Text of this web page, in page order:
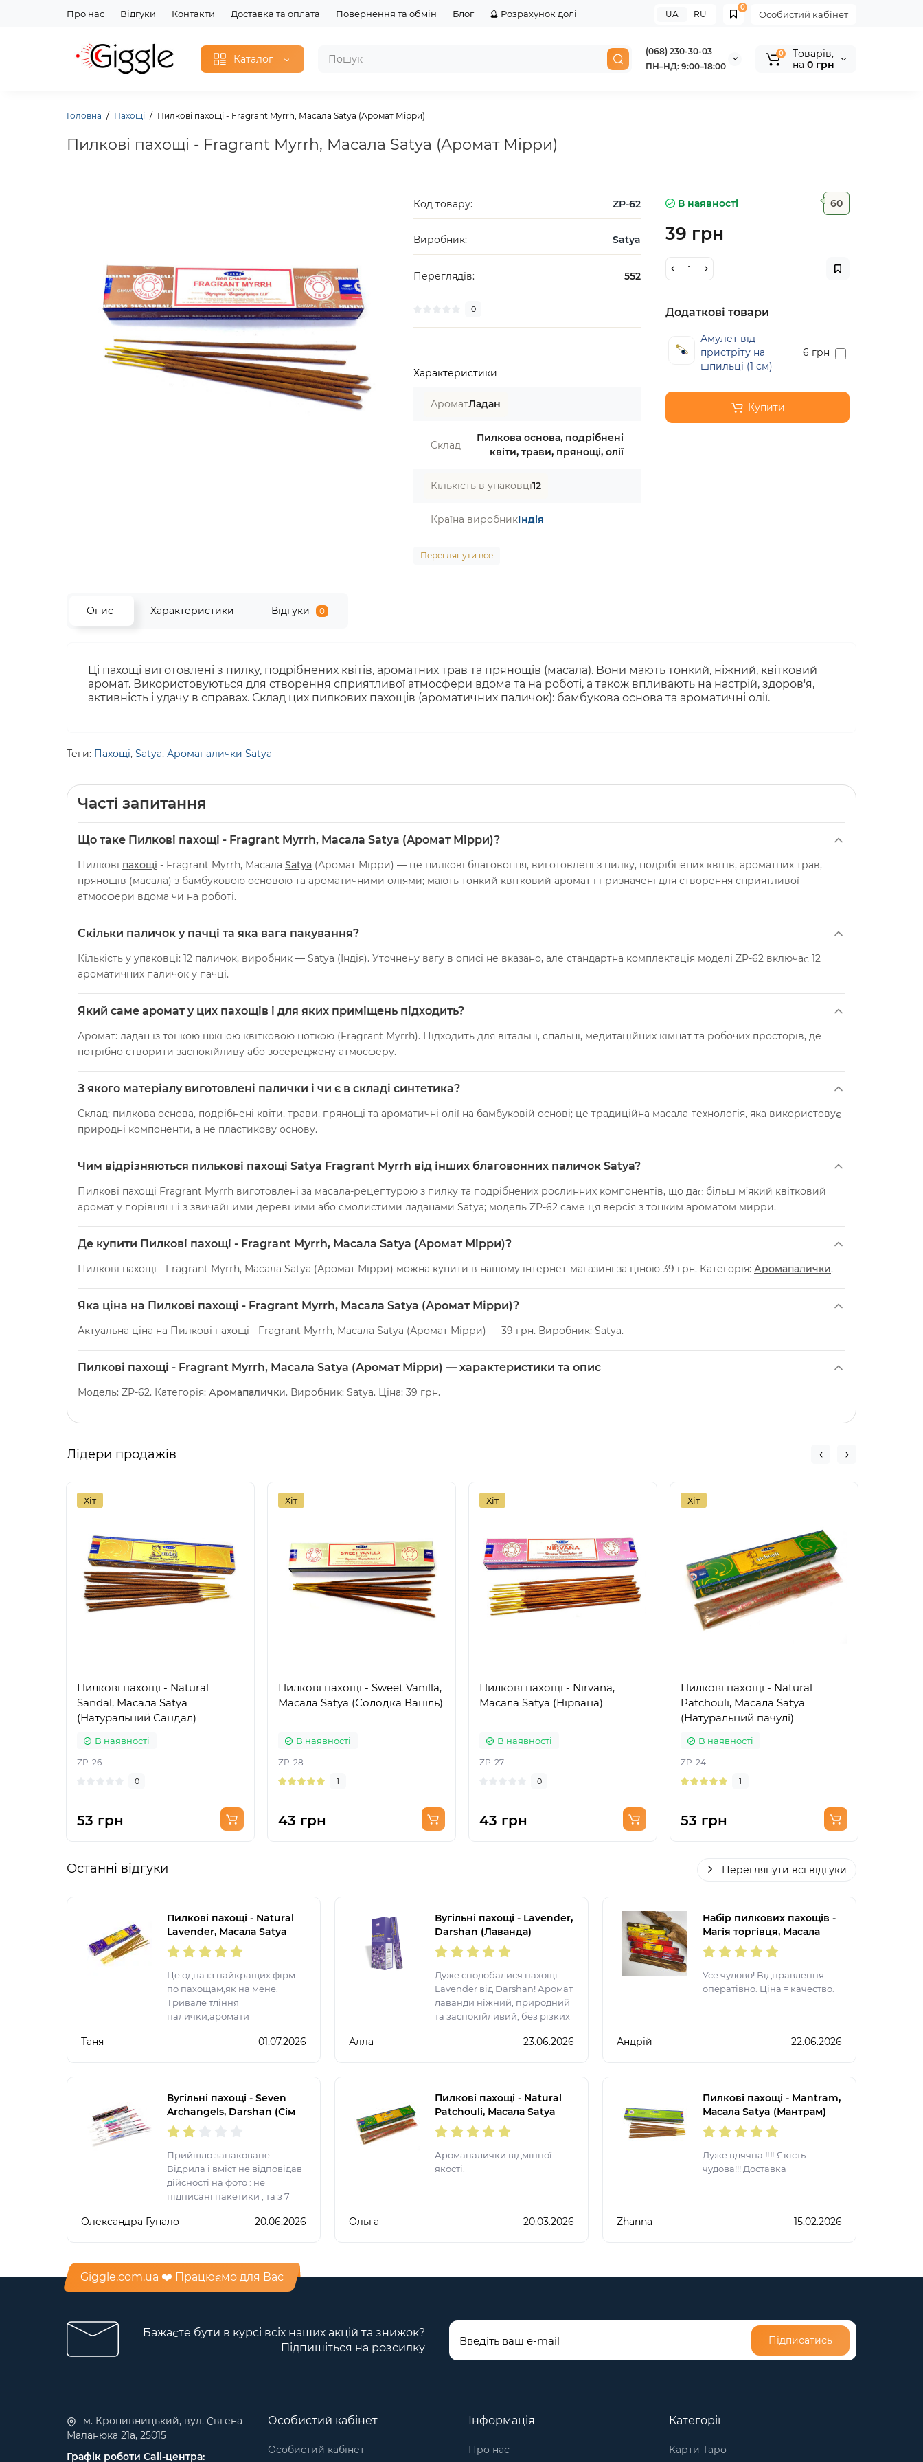
Про нас Відгуки Контакти Доставка та оплата Повернення та обмін Блог 🔮 Розрахунок долі Особистий кабінет
0
UA RU
Каталог
(068) 230-30-03
ПН–НД: 9:00–18:00
0
Tоварів,
на 0 грн
Головна Пахощі Пилкові пахощі - Fragrant Myrrh, Масала Satya (Аромат Мірри)
Пилкові пахощі - Fragrant Myrrh, Масала Satya (Аромат Мірри)
Код товару: ZP-62
Виробник: Satya
Переглядів: 552
0
Характеристики
АроматЛадан
Склад
Пилкова основа, подрібнені
квіти, трави, прянощі, олії
Кількість в упаковці12
Країна виробникІндія
Переглянути все
В наявності 60
39 грн
Додаткові товари
Амулет від
пристріту на
шпильці (1 см)
6 грн
Купити
Опис Характеристики Відгуки 0
Ці пахощі виготовлені з пилку, подрібнених квітів, ароматних трав та прянощів (масала). Вони мають тонкий, ніжний, квітковий
аромат. Використовуються для створення сприятливої атмосфери вдома та на роботі, а також впливають на настрій, здоров'я,
активність і удачу в справах. Склад цих пилкових пахощів (ароматичних паличок): бамбукова основа та ароматичні олії.
Теги: Пахощі, Satya, Аромапалички Satya
Часті запитання
Що таке Пилкові пахощі - Fragrant Myrrh, Масала Satya (Аромат Мірри)?
Пилкові пахощі - Fragrant Myrrh, Масала Satya (Аромат Мірри) — це пилкові благовоння, виготовлені з пилку, подрібнених квітів, ароматних трав,
прянощів (масала) з бамбуковою основою та ароматичними оліями; мають тонкий квітковий аромат і призначені для створення сприятливої
атмосфери вдома чи на роботі.
Скільки паличок у пачці та яка вага пакування?
Кількість у упаковці: 12 паличок, виробник — Satya (Індія). Уточнену вагу в описі не вказано, але стандартна комплектація моделі ZP-62 включає 12
ароматичних паличок у пачці.
Який саме аромат у цих пахощів і для яких приміщень підходить?
Аромат: ладан із тонкою ніжною квітковою ноткою (Fragrant Myrrh). Підходить для вітальні, спальні, медитаційних кімнат та робочих просторів, де
потрібно створити заспокійливу або зосереджену атмосферу.
З якого матеріалу виготовлені палички і чи є в складі синтетика?
Склад: пилкова основа, подрібнені квіти, трави, прянощі та ароматичні олії на бамбуковій основі; це традиційна масала-технологія, яка використовує
природні компоненти, а не пластикову основу.
Чим відрізняються пилькові пахощі Satya Fragrant Myrrh від інших благовонних паличок Satya?
Пилкові пахощі Fragrant Myrrh виготовлені за масала-рецептурою з пилку та подрібнених рослинних компонентів, що дає більш м’який квітковий
аромат у порівнянні з звичайними деревними або смолистими ладанами Satya; модель ZP-62 саме ця версія з тонким ароматом мирри.
Де купити Пилкові пахощі - Fragrant Myrrh, Масала Satya (Аромат Мірри)?
Пилкові пахощі - Fragrant Myrrh, Масала Satya (Аромат Мірри) можна купити в нашому інтернет-магазині за ціною 39 грн. Категорія: Аромапалички.
Яка ціна на Пилкові пахощі - Fragrant Myrrh, Масала Satya (Аромат Мірри)?
Актуальна ціна на Пилкові пахощі - Fragrant Myrrh, Масала Satya (Аромат Мірри) — 39 грн. Виробник: Satya.
Пилкові пахощі - Fragrant Myrrh, Масала Satya (Аромат Мірри) — характеристики та опис
Модель: ZP-62. Категорія: Аромапалички. Виробник: Satya. Ціна: 39 грн.
Лідери продажів
Хіт
Пилкові пахощі - Natural
Sandal, Масала Satya
(Натуральний Сандал)
В наявності
ZP-26
0
53 грн
Хіт
Пилкові пахощі - Sweet Vanilla,
Масала Satya (Солодка Ваніль)
В наявності
ZP-28
1
43 грн
Хіт
Пилкові пахощі - Nirvana,
Масала Satya (Нірвана)
В наявності
ZP-27
0
43 грн
Хіт
Пилкові пахощі - Natural
Patchouli, Масала Satya
(Натуральний пачулі)
В наявності
ZP-24
1
53 грн
Останні відгуки Переглянути всі відгуки
Пилкові пахощі - Natural
Lavender, Масала Satya
(Натуральна Лаванда)
Це одна із найкращих фірм
по пахощам,як на мене.
Тривале тління
палички,аромати
більшість представлених
Таня 01.07.2026
Вугільні пахощі - Lavender,
Darshan (Лаванда)
Дуже сподобалися пахощі
Lavender від Darshan! Аромат
лаванди ніжний, природний
та заспокійливий, без різких
достатньо, щоб наповнити
Алла 23.06.2026
Набір пилкових пахощів -
Магія торгівця, Масала
Satya
Усе чудово! Відправлення
оператівно. Ціна = качество.
Андрій 22.06.2026
Вугільні пахощі - Seven
Archangels, Darshan (Сім
Архангелів)
Прийшло запаковане .
Відрила і вміст не відповідав
дійсності на фото : не
підписані пакетики , та з 7
Олександра Гупало 20.06.2026
Пилкові пахощі - Natural
Patchouli, Масала Satya
(Натуральний пачулі)
Аромапалички відмінної
якості.
Ольга 20.03.2026
Пилкові пахощі - Mantram,
Масала Satya (Мантрам)
Дуже вдячна ‼️‼️ Якість
чудова!!! Доставка
Zhanna 15.02.2026
Giggle.com.ua ❤️ Працюємо для Вас
Бажаєте бути в курсі всіх наших акцій та знижок?
Підпишіться на розсилку
Підписатись
м. Кропивницький, вул. Євгена
Маланюка 21а, 25015
Графік роботи Call-центра:
Особистий кабінет
Особистий кабінет
Інформація
Про нас
Категорії
Карти Таро